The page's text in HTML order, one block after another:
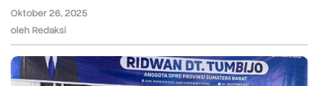
Unggulan
Perkebunan
Wujud
Oktober 26, 2025
oleh Redaksi